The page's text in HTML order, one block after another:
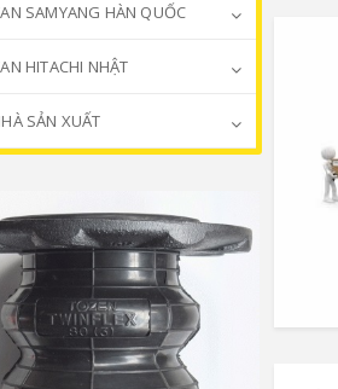
SAMYANG HÀN QUỐC
HITACHI NHẬT
SẢN XUẤT